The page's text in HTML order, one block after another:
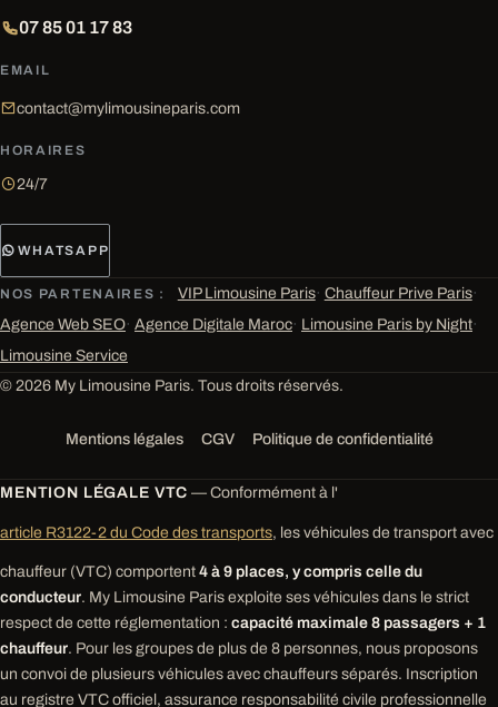
07 85 01 17 83
EMAIL
contact@mylimousineparis.com
HORAIRES
24/7
WHATSAPP
NOS PARTENAIRES : VIP Limousine Paris· Chauffeur Prive Paris·
Agence Web SEO· Agence Digitale Maroc· Limousine Paris by Night·
Limousine Service
© 2026 My Limousine Paris. Tous droits réservés.
Mentions légales CGV Politique de confidentialité
MENTION LÉGALE VTC — Conformément à l'
article R3122-2 du Code des transports, les véhicules de transport avec
chauffeur (VTC) comportent 4 à 9 places, y compris celle du
conducteur. My Limousine Paris exploite ses véhicules dans le strict
respect de cette réglementation : capacité maximale 8 passagers + 1
chauffeur. Pour les groupes de plus de 8 personnes, nous proposons
un convoi de plusieurs véhicules avec chauffeurs séparés. Inscription
au registre VTC officiel, assurance responsabilité civile professionnelle